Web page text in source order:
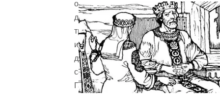
о
дружбе
трудолюбивого
и
доброго
садовника
Ганса